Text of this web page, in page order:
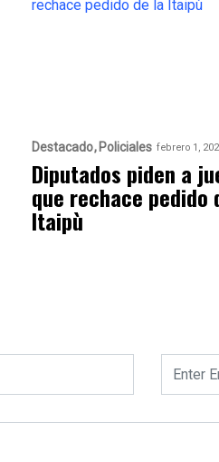
Destacado Policiales febrero 1,
Diputados piden a
que rechace pedido
Itaipù